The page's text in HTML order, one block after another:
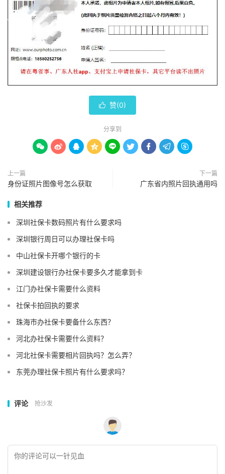
 赞(0)
分享到
        
上一篇
身份证照片图像号怎么获取
下一篇
广东省内照片回执通用吗
相关推荐
深圳社保卡数码照片有什么要求吗
深圳银行周日可以办理社保卡吗
中山社保卡开哪个银行的卡
深圳建设银行办社保卡要多久才能拿到卡
江门办社保卡需要什么资料
社保卡拍回执的要求
珠海市办社保卡要备什么东西？
河北办社保卡需要什么资料？
河北社保卡需要相片回执吗？怎么弄？
东莞办理社保卡照片有什么要求吗？
评论 抢沙发